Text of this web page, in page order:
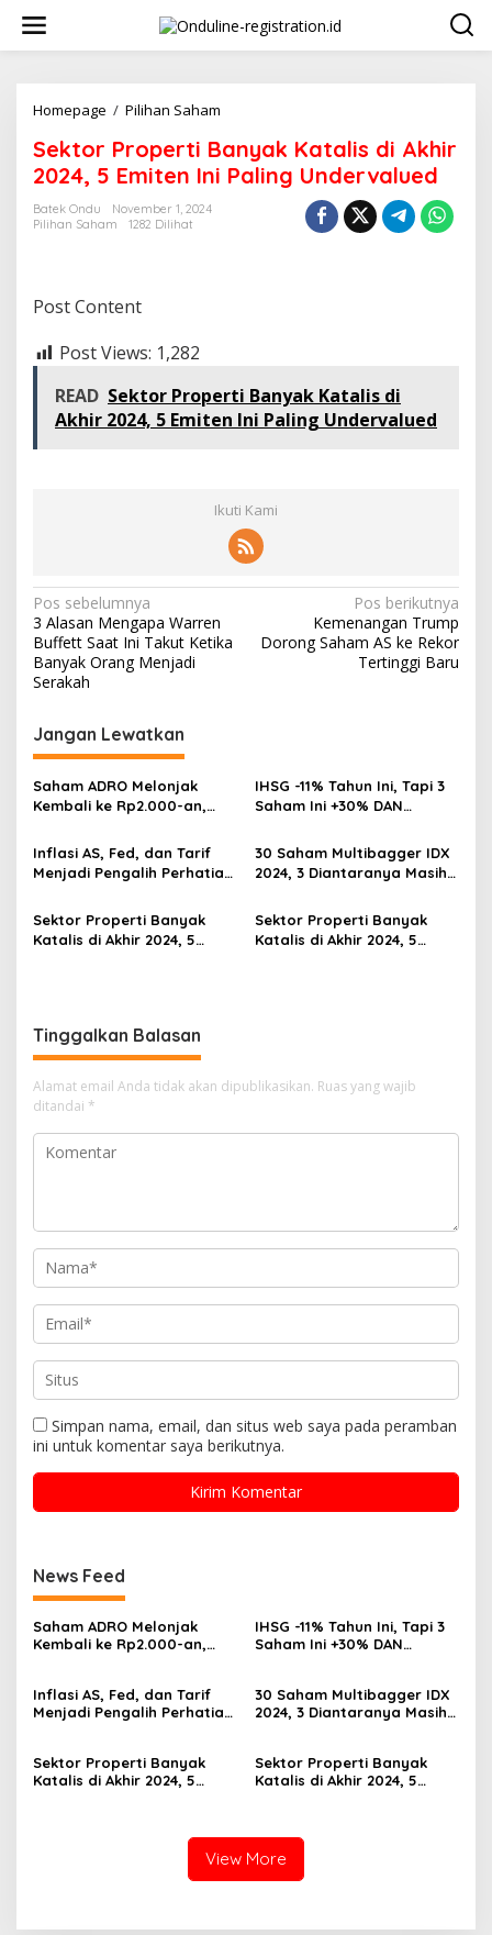
konten
Homepage / Pilihan Saham
Banyak
Katalis
di
Sektor Properti Banyak Katalis di Akhir
2024, 5 Emiten Ini Paling Undervalued
Batek Ondu
November 1, 2024
Pilihan Saham
1282 Dilihat
Post Content
Post Views: 1,282
READ Sektor Properti Banyak Katalis di
Akhir 2024, 5 Emiten Ini Paling Undervalued
Ikuti Kami
Navigasi
pos
Pos sebelumnya
3 Alasan Mengapa Warren
Buffett Saat Ini Takut Ketika
Banyak Orang Menjadi
Serakah
Pos berikutnya
Kemenangan Trump
Dorong Saham AS ke Rekor
Tertinggi Baru
Jangan Lewatkan
Saham ADRO Melonjak
Kembali ke Rp2.000-an,
Prospeknya
IHSG -11% Tahun Ini, Tapi 3
Saham Ini +30% DAN
Multibagger?
Inflasi AS, Fed, dan Tarif
Menjadi Pengalih Perhatian
Keuangan
30 Saham Multibagger IDX
2024, 3 Diantaranya Masih
Sektor Properti Banyak
Katalis di Akhir 2024, 5
Sektor Properti Banyak
Katalis di Akhir 2024, 5
Tinggalkan Balasan
Alamat email Anda tidak akan dipublikasikan. Ruas yang wajib
ditandai *
Simpan nama, email, dan situs web saya pada peramban
ini untuk komentar saya berikutnya.
News Feed
Saham ADRO Melonjak
Kembali ke Rp2.000-an,
IHSG -11% Tahun Ini, Tapi 3
Saham Ini +30% DAN
Inflasi AS, Fed, dan Tarif
Menjadi Pengalih Perhatian
30 Saham Multibagger IDX
2024, 3 Diantaranya Masih
Sektor Properti Banyak
Katalis di Akhir 2024, 5
Sektor Properti Banyak
Katalis di Akhir 2024, 5
View More